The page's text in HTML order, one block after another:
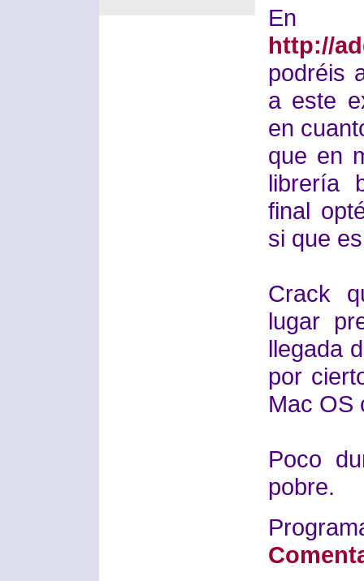
En
http://
podréis
a este
en
que en
librería
final
si que
Crack
lugar
llegada
por
Mac OS
Poco
pobre.